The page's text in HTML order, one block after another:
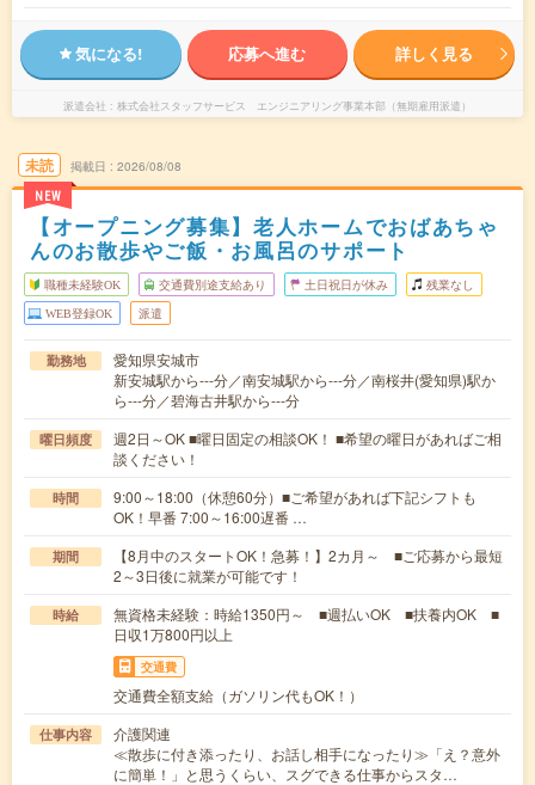
気になる! 応募へ進む 詳しく見る
派遣会社 株式会社スタッフサービス エンジニアリング事業本部（無期雇用派遣）
未読
NEW
掲載日 2026/08/08
【オープニング募集】老人ホームでおばあちゃ
んのお散歩やご飯・お風呂のサポート
職種未経験OK 交通費別途支給あり 土日祝日が休み 残業なし
WEB登録OK 派遣
勤務地
愛知県安城市
新安城駅から---分／南安城駅から---分／南桜井(愛知県)駅か
ら---分／碧海古井駅から---分
曜日頻度
週2日～OK ■曜日固定の相談OK！ ■希望の曜日があればご相
談ください！
時間
9:00～18:00（休憩60分）■ご希望があれば下記シフトも
OK！早番 7:00～16:00遅番 …
期間
【8月中のスタートOK！急募！】2カ月～ ■ご応募から最短
2～3日後に就業が可能です！
時給
無資格未経験：時給1350円～ ■週払いOK ■扶養内OK ■
日収1万800円以上
交通費
交通費全額支給（ガソリン代もOK！）
仕事内容
介護関連
≪散歩に付き添ったり、お話し相手になったり≫「え？意外
に簡単！」と思うくらい、スグできる仕事からスタ…